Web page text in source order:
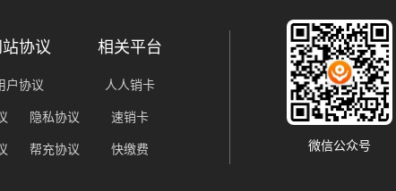
站协议
户协议
隐私协议
帮充协议
相关平台
人人销卡
速销卡
快缴费 微信公众号